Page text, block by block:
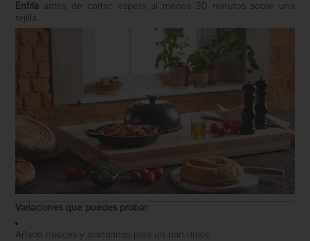
Enfría antes de cortar: espera al menos 30 minutos sobre una
rejilla.
Variaciones que puedes probar:
Añade nueces y arándanos para un pan dulce.